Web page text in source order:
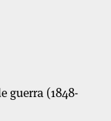
guerra (1848-